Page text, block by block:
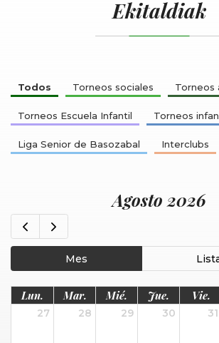
Ekitaldiak
Todos Torneos sociales Torneos
Torneos Escuela Infantil Torneos
Liga Senior de Basozabal Interclubs
Agosto 2026
Mes
Lun. Mar. Mié. Jue. Vie.
27 28 29 30 31